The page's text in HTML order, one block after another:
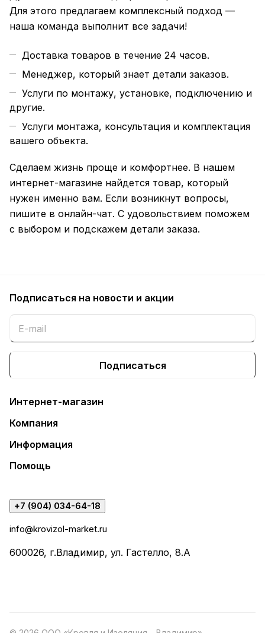
Для этого предлагаем комплексный подход —
наша команда выполнит все задачи!
Доставка товаров в течение 24 часов.
Менеджер, который знает детали заказов.
Услуги по монтажу, установке, подключению и
другие.
Услуги монтажа, консультация и комплектация
вашего объекта.
Сделаем жизнь проще и комфортнее. В нашем
интернет-магазине найдется товар, который
нужен именно вам. Если возникнут вопросы,
пишите в онлайн-чат. С удовольствием поможем
с выбором и подскажем детали заказа.
Подписаться на новости и акции
Подписаться
Интернет-магазин
Компания
Информация
Помощь
+7 (904) 034-64-18
info@krovizol-market.ru
600026, г.Владимир, ул. Гастелло, 8.А